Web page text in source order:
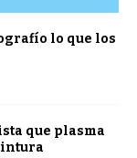
lo que los
que plasma